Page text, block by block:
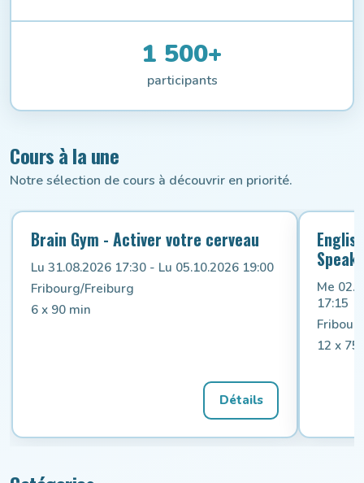
1 500+
participants
Cours à la une
Notre sélection de cours à découvrir en priorité.
Brain Gym - Activer votre cerveau
Lu 31.08.2026 17:30 - Lu 05.10.2026 19:00
Fribourg/Freiburg
6 x 90 min
Détails
Speak
Me
17:15
12 x 75